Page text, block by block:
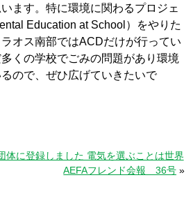
ます。特に環境に関わるプロジェ
Education at School）をやりた
オス南部ではACDだけが行ってい
くの学校でごみの問題があり環境
ので、ぜひ広げていきたいで
に登録しました 電気を選ぶことは世界
AEFAフレンド会報 36号 »